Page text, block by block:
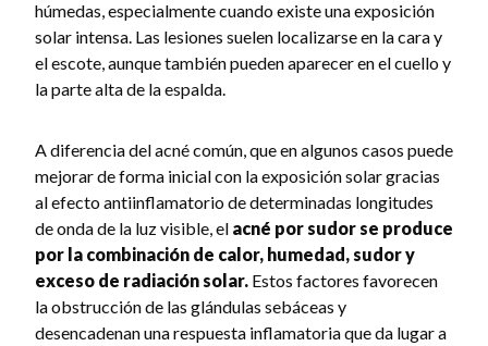
húmedas, especialmente cuando existe una exposición
solar intensa. Las lesiones suelen localizarse en la cara y
el escote, aunque también pueden aparecer en el cuello y
la parte alta de la espalda.
A diferencia del acné común, que en algunos casos puede
mejorar de forma inicial con la exposición solar gracias
al efecto antiinflamatorio de determinadas longitudes
de onda de la luz visible, el acné por sudorse produce
por la combinación de calor, humedad, sudor y
exceso de radiación solar. Estos factores favorecen
la obstrucción de las glándulas sebáceas y
desencadenan una respuesta inflamatoria que da lugar a